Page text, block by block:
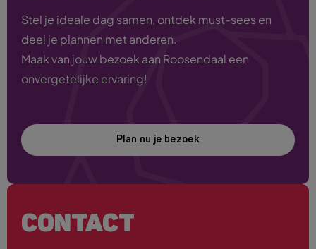
Stel je ideale dag samen, ontdek must-sees en
deel je plannen met anderen.
Maak van jouw bezoek aan Roosendaal een
onvergetelijke ervaring!
Plan nu je bezoek
CONTACT